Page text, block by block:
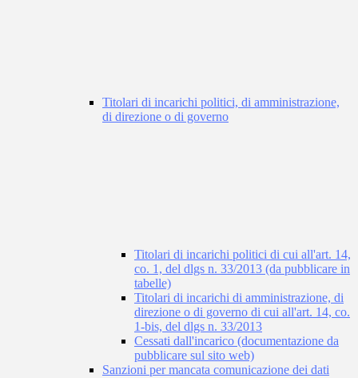
Titolari di incarichi politici, di amministrazione,
di direzione o di governo
Titolari di incarichi politici di cui all'art. 14,
co. 1, del dlgs n. 33/2013 (da pubblicare in
tabelle)
Titolari di incarichi di amministrazione, di
direzione o di governo di cui all'art. 14, co.
1-bis, del dlgs n. 33/2013
Cessati dall'incarico (documentazione da
pubblicare sul sito web)
Sanzioni per mancata comunicazione dei dati